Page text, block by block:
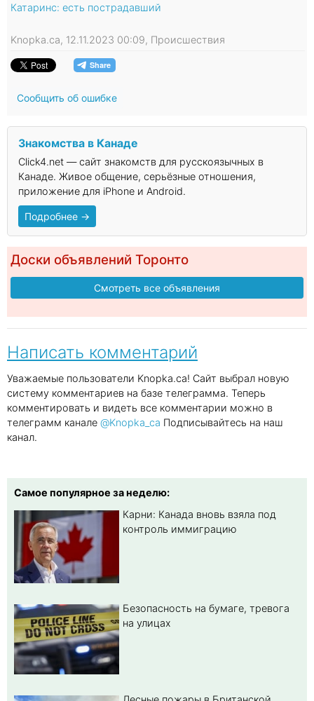
Катаринс: есть пострадавший
Knopka.ca, 12.11.2023 00:09, Происшествия
Сообщить об ошибке
Знакомства в Канаде
Click4.net — сайт знакомств для русскоязычных в
Канаде. Живое общение, серьёзные отношения,
приложение для iPhone и Android.
Подробнее →
Доски объявлений Торонто
Смотреть все объявления
Написать комментарий
Уважаемые пользователи Knopka.ca! Сайт выбрал новую
систему комментариев на базе телеграмма. Теперь
комментировать и видеть все комментарии можно в
телеграмм канале @Knopka_ca Подписывайтесь на наш
канал.
Самое популярное за неделю:
Карни: Канада вновь взяла под
контроль иммиграцию
Безопасность на бумаге, тревога
на улицах